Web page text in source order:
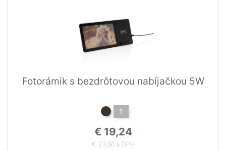
Fotorámik s bezdrôtovou nabíjačkou 5W
1
€ 19,24
€ 23,66 s DPH